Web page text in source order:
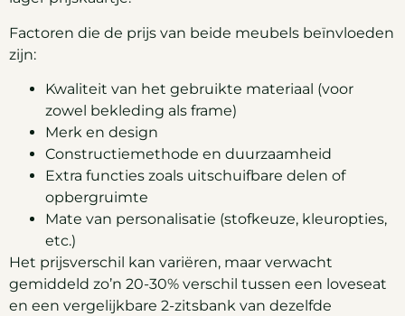
Factoren die de prijs van beide meubels beïnvloeden
zijn:
Kwaliteit van het gebruikte materiaal (voor
zowel bekleding als frame)
Merk en design
Constructiemethode en duurzaamheid
Extra functies zoals uitschuifbare delen of
opbergruimte
Mate van personalisatie (stofkeuze, kleuropties,
etc.)
Het prijsverschil kan variëren, maar verwacht
gemiddeld zo’n 20-30% verschil tussen een loveseat
en een vergelijkbare 2-zitsbank van dezelfde